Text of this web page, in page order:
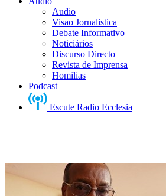
Audio
Visao Jornalistica
Debate Informativo
Noticiários
Discurso Directo
Revista de Imprensa
Homilias
Podcast
Escute Radio Ecclesia